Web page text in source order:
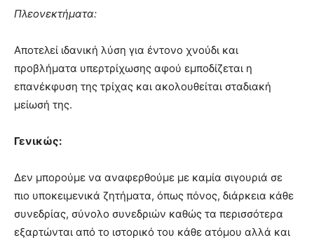
Πλεονεκτήματα:
Αποτελεί ιδανική λύση για έντονο χνούδι και
προβλήματα υπερτρίχωσης αφού εμποδίζεται η
επανέκφυση της τρίχας και ακολουθείται σταδιακή
μείωσή της.
Γενικώς:
Δεν μπορούμε να αναφερθούμε με καμία σιγουριά σε
πιο υποκειμενικά ζητήματα, όπως πόνος, διάρκεια κάθε
συνεδρίας, σύνολο συνεδριών καθώς τα περισσότερα
εξαρτώνται από το ιστορικό του κάθε ατόμου αλλά και